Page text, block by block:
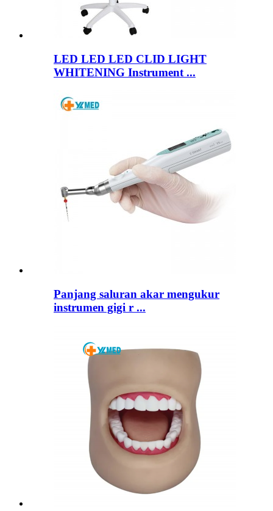
LED LED LED CLID LIGHT
WHITENING Instrument ...
Panjang saluran akar mengukur
instrumen gigi r ...